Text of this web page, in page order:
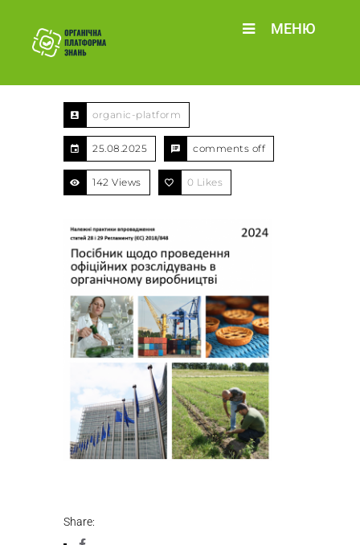
МЕНЮ
organic-platform
25.08.2025 comments off
142 Views 0 Likes
Share: